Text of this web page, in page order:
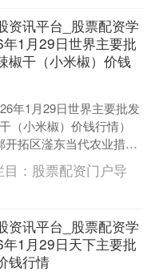
资讯平台_股票配资学
1月29日世界主要批
椒干（小米椒）价钱
年1月29日世界主要批发
（小米椒）价钱行情）
开拓区滏东当代农业措置
长治市紫坊农产物概述
： 股票配资门户导
资讯平台_股票配资学
1月29日天下主要批
钱行情